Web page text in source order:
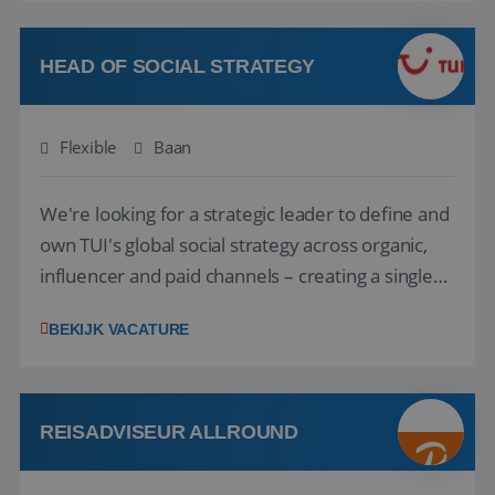
deze onderdelen zijn nu samen gevoegd...
HEAD OF SOCIAL STRATEGY
Flexible Baan
We're looking for a strategic leader to define and
own TUI's global social strategy across organic,
influencer and paid channels – creating a single
locally. The role will be published until 18 August
Attractive remuneration, discre...
BEKIJK VACATURE
REISADVISEUR ALLROUND